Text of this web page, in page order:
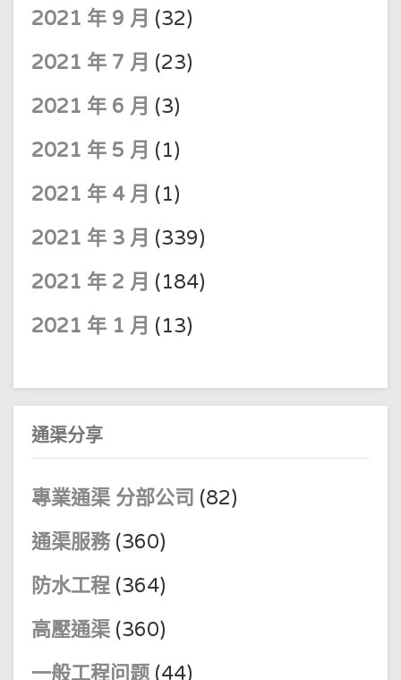
2021 年 9 月 (32)
2021 年 7 月 (23)
2021 年 6 月 (3)
2021 年 5 月 (1)
2021 年 4 月 (1)
2021 年 3 月 (339)
2021 年 2 月 (184)
2021 年 1 月 (13)
通渠分享
專業通渠 分部公司 (82)
通渠服務 (360)
防水工程 (364)
高壓通渠 (360)
一般工程问题 (44)